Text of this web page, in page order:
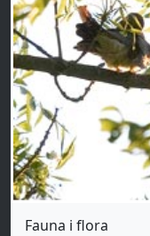
Fauna i flora